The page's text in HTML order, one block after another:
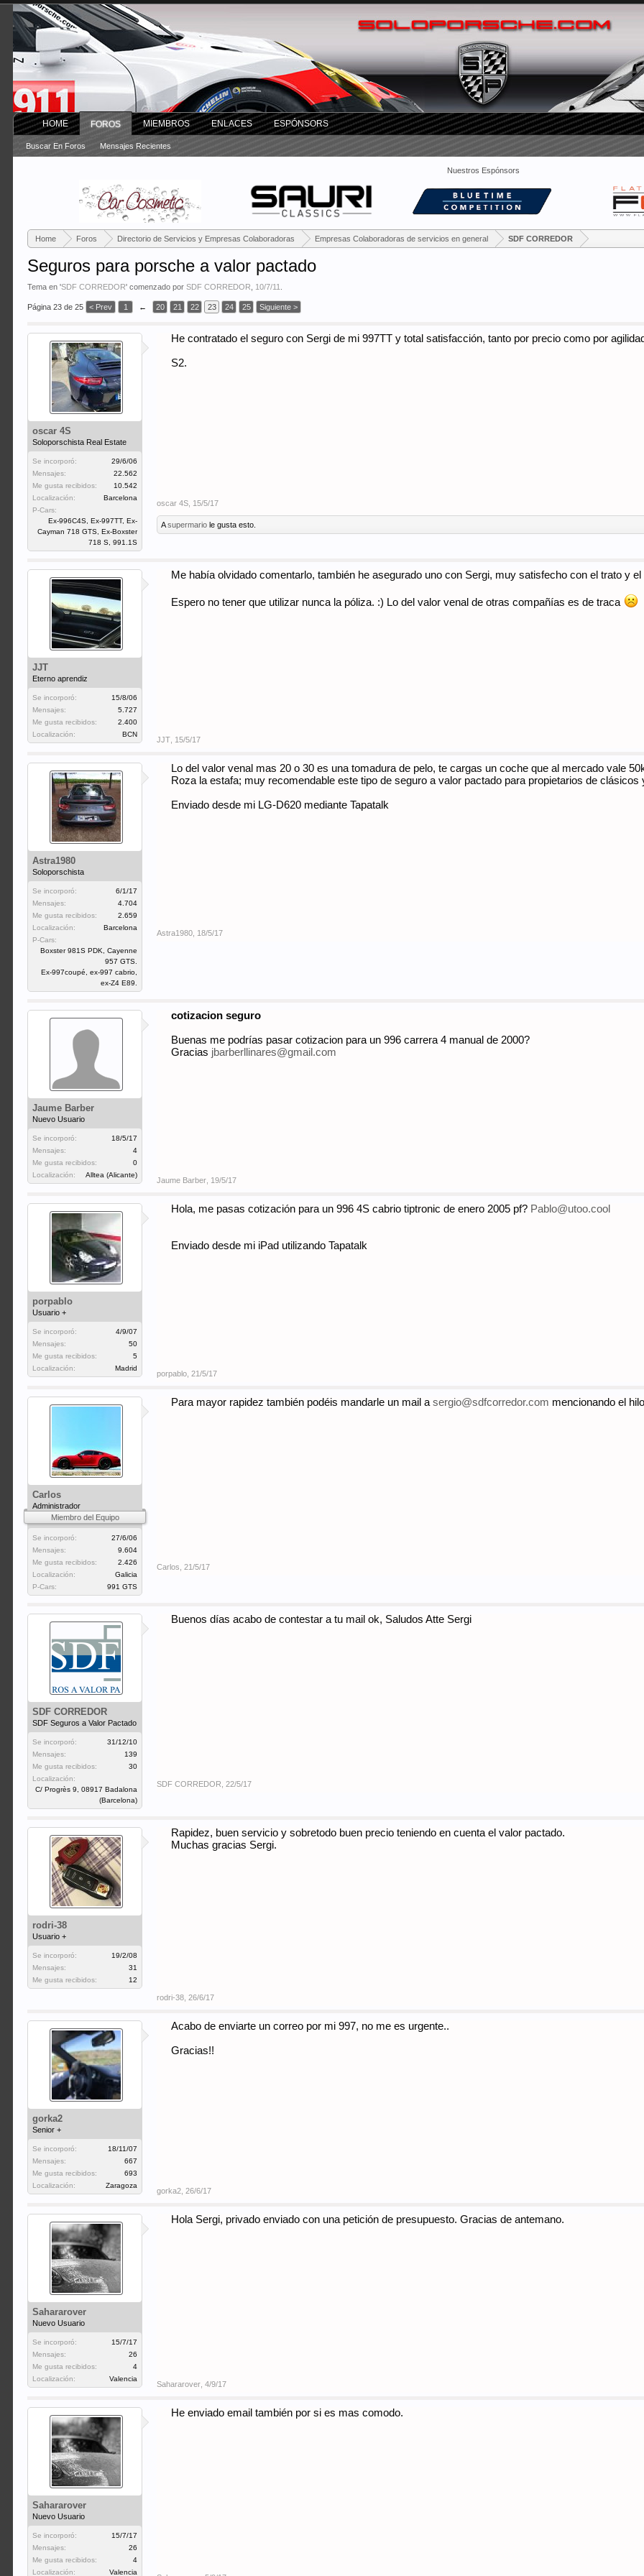
Nuestros Espónsors
Home Foros Directorio de Servicios y Empresas Colaboradoras Empresas Colaboradoras de servicios en general SDF CORREDOR
Seguros para porsche a valor pactado
Tema en 'SDF CORREDOR' comenzado porSDF CORREDOR 10/7/11
Página 23 de 25 < Prev 1 ← 20 21 22 23 24 25 Siguiente >
oscar 4S
Soloporschista Real Estate
Se incorporó:
29/6/06
Mensajes:
22.562
Me gusta recibidos:
10.542
Localización:
Barcelona
P-Cars:
Ex-996C4S, Ex-997TT, Ex-
Cayman 718 GTS, Ex-Boxster
718 S, 991.1S
He contratado el seguro con Sergi de mi 997TT y total satisfacción, tanto por precio como por
S2.
oscar 4S 15/5/17
Asupermario le gusta esto.
JJT
Eterno aprendiz
Se incorporó:
15/8/06
Mensajes:
5.727
Me gusta recibidos:
2.400
Localización:
BCN
Me había olvidado comentarlo, también he asegurado uno con Sergi, muy satisfecho con el trato y
Espero no tener que utilizar nunca la póliza. :) Lo del valor venal de otras compañías es de traca
JJT 15/5/17
Astra1980
Soloporschista
Se incorporó:
6/1/17
Mensajes:
4.704
Me gusta recibidos:
2.659
Localización:
Barcelona
P-Cars:
Boxster 981S PDK, Cayenne
957 GTS.
Ex-997coupé, ex-997 cabrio,
ex-Z4 E89.
Lo del valor venal mas 20 o 30 es una tomadura de pelo, te cargas un coche que al mercado vale
Roza la estafa; muy recomendable este tipo de seguro a valor pactado para propietarios de
Enviado desde mi LG-D620 mediante Tapatalk
Astra1980 18/5/17
Jaume Barber
Nuevo Usuario
Se incorporó:
18/5/17
Mensajes:
4
Me gusta recibidos:
0
Localización:
Alltea (Alicante)
cotizacion seguro
Buenas me podrías pasar cotizacion para un 996 carrera 4 manual de 2000?
Gracias jbarberllinares@gmail.com
Jaume Barber 19/5/17
porpablo
Usuario +
Se incorporó:
4/9/07
Mensajes:
50
Me gusta recibidos:
5
Localización:
Madrid
Hola, me pasas cotización para un 996 4S cabrio tiptronic de enero 2005 pf? Pablo@utoo.cool
Enviado desde mi iPad utilizando Tapatalk
porpablo 21/5/17
Carlos
Administrador
Miembro del Equipo
Se incorporó:
27/6/06
Mensajes:
9.604
Me gusta recibidos:
2.426
Localización:
Galicia
P-Cars:
991 GTS
Para mayor rapidez también podéis mandarle un mail asergio@sdfcorredor.com mencionando el
Carlos 21/5/17
SDF CORREDOR
SDF Seguros a Valor Pactado
Se incorporó:
31/12/10
Mensajes:
139
Me gusta recibidos:
30
Localización:
C/ Progrès 9, 08917 Badalona
(Barcelona)
Buenos días acabo de contestar a tu mail ok, Saludos Atte Sergi
SDF CORREDOR 22/5/17
rodri-38
Usuario +
Se incorporó:
19/2/08
Mensajes:
31
Me gusta recibidos:
12
Rapidez, buen servicio y sobretodo buen precio teniendo en cuenta el valor pactado.
Muchas gracias Sergi.
rodri-38 26/6/17
gorka2
Senior +
Se incorporó:
18/11/07
Mensajes:
667
Me gusta recibidos:
693
Localización:
Zaragoza
Acabo de enviarte un correo por mi 997, no me es urgente..
Gracias!!
gorka2 26/6/17
Sahararover
Nuevo Usuario
Se incorporó:
15/7/17
Mensajes:
26
Me gusta recibidos:
4
Localización:
Valencia
Hola Sergi, privado enviado con una petición de presupuesto. Gracias de antemano.
Sahararover 4/9/17
Sahararover
Nuevo Usuario
Se incorporó:
15/7/17
Mensajes:
26
Me gusta recibidos:
4
Localización:
Valencia
He enviado email también por si es mas comodo.
HOME FOROS
Buscar En Foros Mensajes Recientes
MIEMBROS ENLACES ESPÓNSORS